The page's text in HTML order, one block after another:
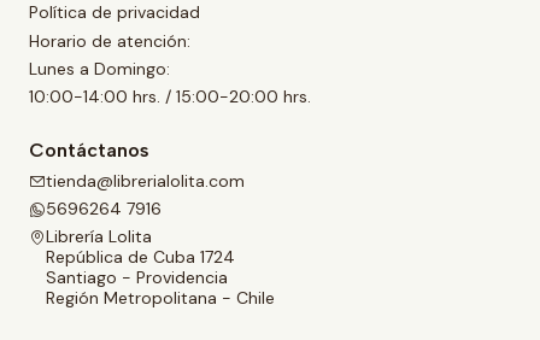
Política de privacidad
Horario de atención:
Lunes a Domingo:
10:00-14:00 hrs. / 15:00-20:00 hrs.
Contáctanos
tienda@librerialolita.com
5696264 7916
Librería Lolita
República de Cuba 1724
Santiago - Providencia
Región Metropolitana - Chile